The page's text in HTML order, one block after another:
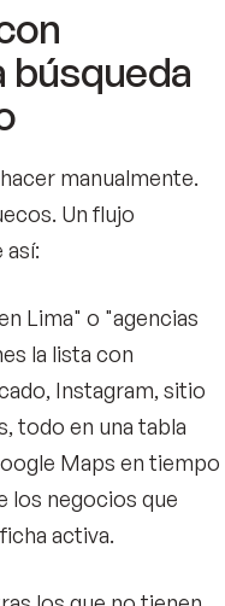
búsqueda
manualmente.
Un flujo
así:
Lima" o "agencias
la lista con
Instagram, sitio
todo en una tabla
Maps en tiempo
los negocios que
activa.